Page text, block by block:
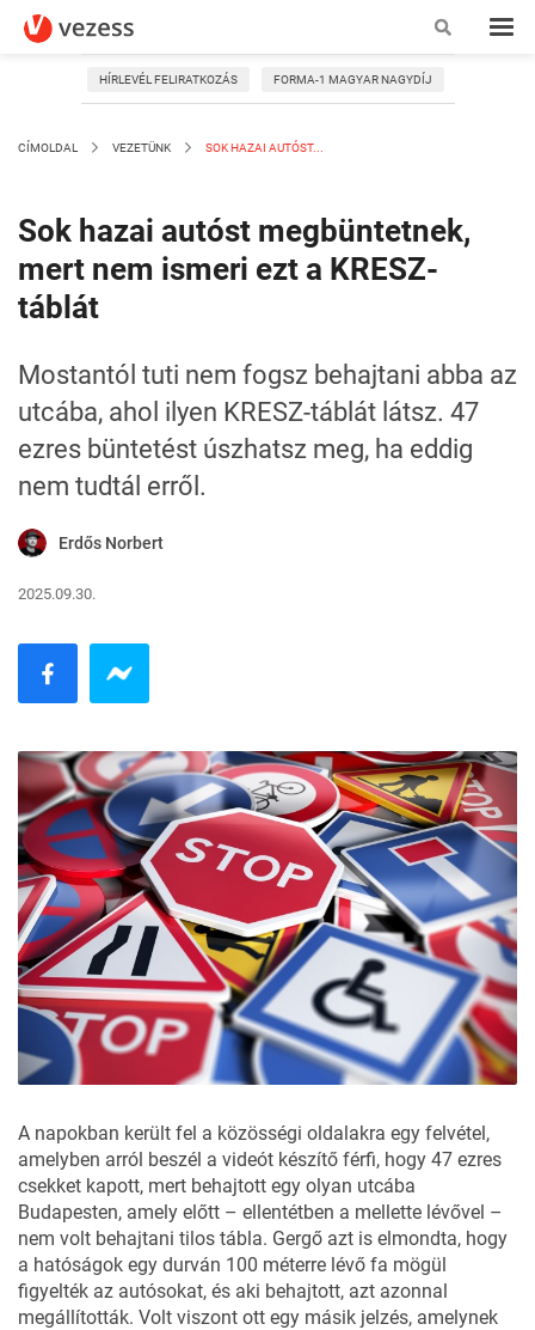
HÍRLEVÉL FELIRATKOZÁS FORMA-1 MAGYAR NAGYDÍJ
CÍMOLDAL VEZETÜNK SOK HAZAI AUTÓST...
Sok hazai autóst megbüntetnek,
mert nem ismeri ezt a KRESZ-
táblát
Mostantól tuti nem fogsz behajtani abba az
utcába, ahol ilyen KRESZ-táblát látsz. 47
ezres büntetést úszhatsz meg, ha eddig
nem tudtál erről.
Erdős Norbert
2025.09.30.
A napokban került fel a közösségi oldalakra egy felvétel,
amelyben arról beszél a videót készítő férfi, hogy 47 ezres
csekket kapott, mert behajtott egy olyan utcába
Budapesten, amely előtt – ellentétben a mellette lévővel –
nem volt behajtani tilos tábla. Gergő azt is elmondta, hogy
a hatóságok egy durván 100 méterre lévő fa mögül
figyelték az autósokat, és aki behajtott, azt azonnal
megállították. Volt viszont ott egy másik jelzés, amelynek